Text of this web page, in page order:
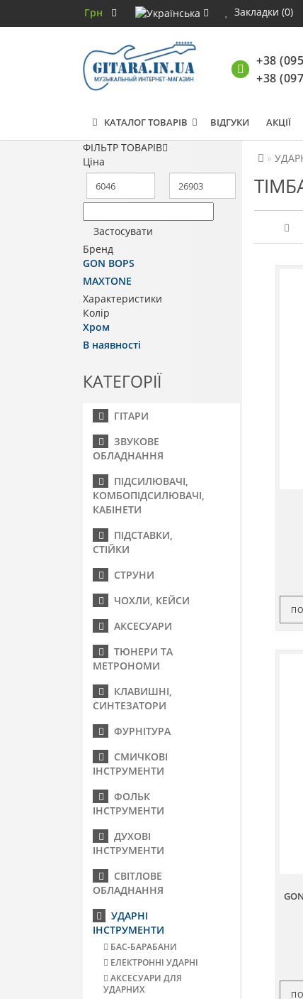
Грн Закладки (0)
+38
+38
КАТАЛОГ ТОВАРІВ ВІДГУКИ АКЦІЇ
ФІЛЬТР ТОВАРІВ
Ціна
Застосувати
Бренд
GON BOPS
MAXTONE
Характеристики
Колір
Хром
В наявності
КАТЕГОРІЇ
ГІТАРИ
ЗВУКОВЕ
ОБЛАДНАННЯ
ПІДСИЛЮВАЧІ,
КОМБОПІДСИЛЮВАЧІ,
КАБІНЕТИ
ПІДСТАВКИ,
СТІЙКИ
СТРУНИ
ЧОХЛИ, КЕЙСИ
АКСЕСУАРИ
ТЮНЕРИ ТА
МЕТРОНОМИ
КЛАВИШНІ,
СИНТЕЗАТОРИ
ФУРНІТУРА
СМИЧКОВІ
ІНСТРУМЕНТИ
ФОЛЬК
ІНСТРУМЕНТИ
ДУХОВІ
ІНСТРУМЕНТИ
СВІТЛОВЕ
ОБЛАДНАННЯ
УДАРНІ
ІНСТРУМЕНТИ
БАС-БАРАБАНИ
ЕЛЕКТРОННІ УДАРНІ
АКСЕСУАРИ ДЛЯ
УДАРНИХ